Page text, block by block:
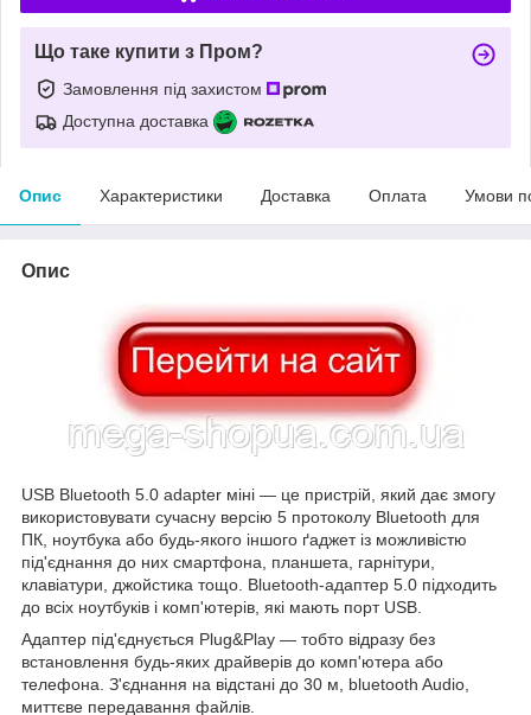
Що таке купити з Пром?
Замовлення під захистом
Доступна доставка
Опис Характеристики Доставка Оплата Умови
Опис
USB Bluetooth 5.0 adapter міні — це пристрій, який дає змогу
використовувати сучасну версію 5 протоколу Bluetooth для
ПК, ноутбука або будь-якого іншого ґаджет із можливістю
під'єднання до них смартфона, планшета, гарнітури,
клавіатури, джойстика тощо. Bluetooth-адаптер 5.0 підходить
до всіх ноутбуків і комп'ютерів, які мають порт USB.
Адаптер під'єднується Plug&Play — тобто відразу без
встановлення будь-яких драйверів до комп'ютера або
телефона. З'єднання на відстані до 30 м, bluetooth Audio,
миттєве передавання файлів.